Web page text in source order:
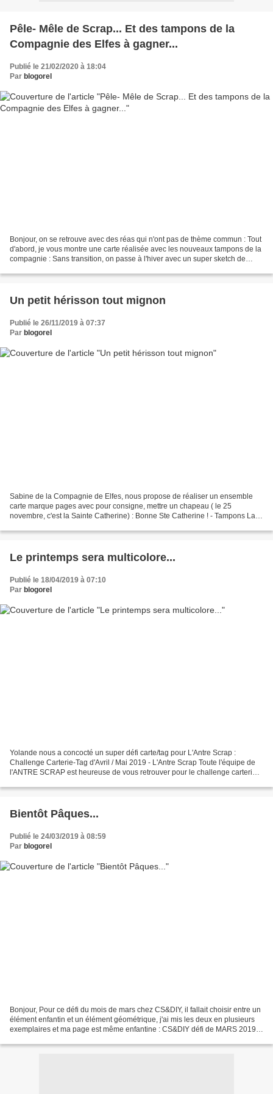
Pêle- Mêle de Scrap... Et des tampons de la
Compagnie des Elfes à gagner...
Publié le 21/02/2020 à 18:04
Par blogorel
Bonjour, on se retrouve avec des réas qui n'ont pas de thème commun : Tout
d'abord, je vous montre une carte réalisée avec les nouveaux tampons de la
compagnie : Sans transition, on passe à l'hiver avec un super sketch de
Un petit hérisson tout mignon
Publié le 26/11/2019 à 07:37
Par blogorel
Sabine de la Compagnie de Elfes, nous propose de réaliser un ensemble
carte marque pages avec pour consigne, mettre un chapeau ( le 25
novembre, c'est la Sainte Catherine) : Bonne Ste Catherine ! - Tampons La
Le printemps sera multicolore...
Publié le 18/04/2019 à 07:10
Par blogorel
Yolande nous a concocté un super défi carte/tag pour L'Antre Scrap :
Challenge Carterie-Tag d'Avril / Mai 2019 - L'Antre Scrap Toute l'équipe de
l'ANTRE SCRAP est heureuse de vous retrouver pour le challenge carterie -
Bientôt Pâques...
Publié le 24/03/2019 à 08:59
Par blogorel
Bonjour, Pour ce défi du mois de mars chez CS&DIY, il fallait choisir entre un
élément enfantin et un élément géométrique, j'ai mis les deux en plusieurs
exemplaires et ma page est même enfantine : CS&DIY défi de MARS 2019 -